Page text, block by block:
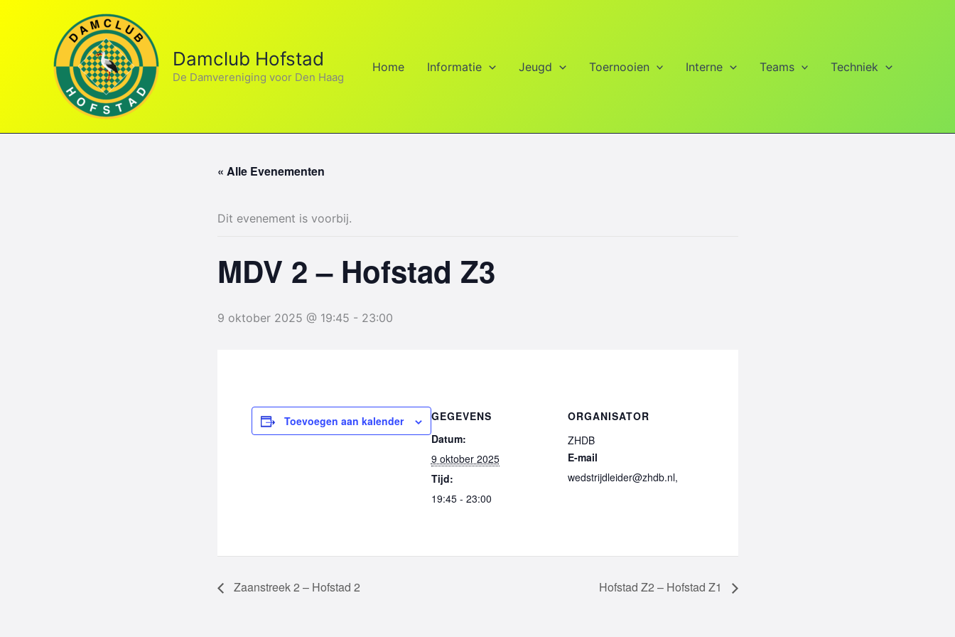
Damclub Hofstad
De Damvereniging voor Den Haag
Home Informatie Jeugd Toernooien Interne Teams Techniek
« Alle Evenementen
Dit evenement is voorbij.
MDV 2 – Hofstad Z3
9 oktober 2025 @ 19:45 - 23:00
Toevoegen aan kalender
GEGEVENS
Datum:
9 oktober 2025
Tijd:
19:45 - 23:00
ORGANISATOR
ZHDB
E-mail
wedstrijdleider@zhdb.nl,
Zaanstreek 2 – Hofstad 2 Hofstad Z2 – Hofstad Z1